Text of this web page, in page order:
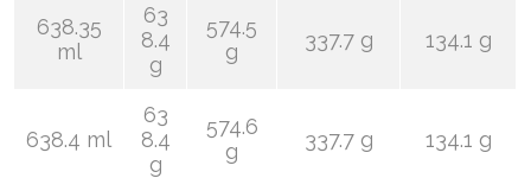
638.35
ml
63
8.4
g
574.5
g
337.7 g 134.1 g
638.4 ml
63
8.4
g
574.6
g
337.7 g 134.1 g